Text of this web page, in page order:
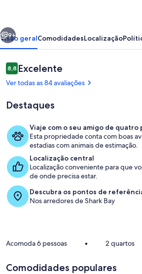
World
Hertiage
Area.
Denham
sleeps
people
Área de
Próximo
9+
Visão geralComodidadesLocalização
Avaliações
8,88,8 de 10
Excelente
Ver todas as 84 avaliações
Destaques
Viaje com o seu amigo de quatro
Esta propriedade conta com boas
estadias com animais de estimação.
Localização central
Localização conveniente para que
de onde precisa estar.
Descubra os pontos de
Nos arredores de Shark Bay
Acomoda 6 pessoas • 2 quartos
Comodidades populares